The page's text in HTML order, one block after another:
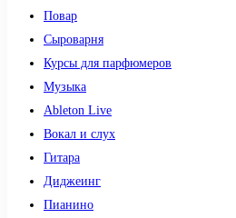
Повар
Сыроварня
Курсы для парфюмеров
Музыка
Ableton Live
Вокал и слух
Гитара
Диджеинг
Пианино